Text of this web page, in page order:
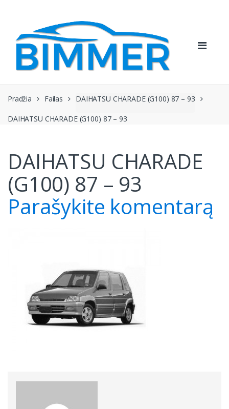
navigacijos
Pradžia Failas DAIHATSU CHARADE (G100) 87 – 93
DAIHATSU CHARADE (G100) 87 – 93
DAIHATSU CHARADE
(G100) 87 – 93
Parašykite komentarą